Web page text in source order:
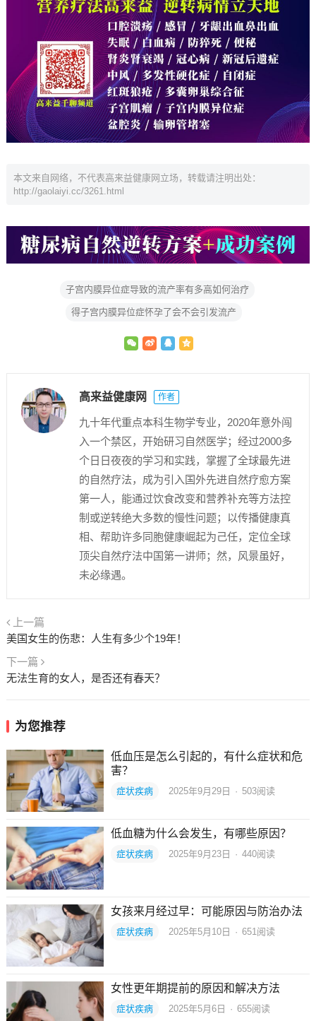
本文来自网络，不代表高来益健康网立场，转载请注明出处：
http://gaolaiyi.cc/3261.html
子宫内膜异位症导致的流产率有多高如何治疗
得子宫内膜异位症怀孕了会不会引发流产
高来益健康网 作者
九十年代重点本科生物学专业，2020年意外闯
入一个禁区，开始研习自然医学；经过2000多
个日日夜夜的学习和实践，掌握了全球最先进
的自然疗法，成为引入国外先进自然疗愈方案
第一人，能通过饮食改变和营养补充等方法控
制或逆转绝大多数的慢性问题；以传播健康真
相、帮助许多同胞健康崛起为己任，定位全球
顶尖自然疗法中国第一讲师；然，风景虽好，
未必缘遇。
上一篇
美国女生的伤悲：人生有多少个19年！
下一篇
无法生育的女人，是否还有春天？
为您推荐
低血压是怎么引起的，有什么症状和危
害？
症状疾病 2025年9月29日 · 503阅读
低血糖为什么会发生，有哪些原因？
症状疾病 2025年9月23日 · 440阅读
女孩来月经过早：可能原因与防治办法
症状疾病 2025年5月10日 · 651 阅读
女性更年期提前的原因和解决方法
症状疾病 2025年5月6日 · 655阅读